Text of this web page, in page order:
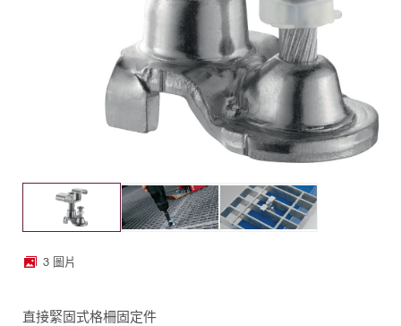
3 圖片
直接緊固式格柵固定件